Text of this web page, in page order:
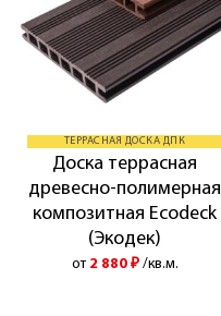
ТЕРРАСНАЯ ДОСКА ДПК
Доска террасная
древесно-полимерная
композитная Ecodeck
(Экодек)
от 2 880 ₽ /кв.м.